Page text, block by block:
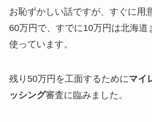
お恥ずかしい話ですが、すぐに用
60万円で、すでに10万円は北海道
使っています。
残り50万円を工面するためにマイ
ッシング審査に臨みました。